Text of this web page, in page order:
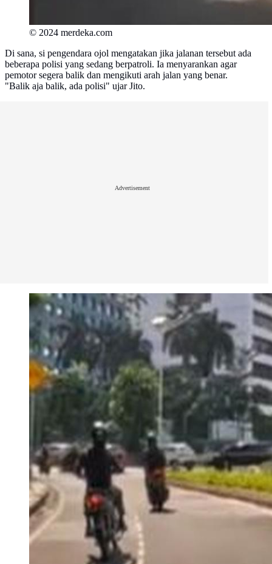
© 2024 merdeka.com
Di sana, si pengendara ojol mengatakan jika jalanan tersebut ada
beberapa polisi yang sedang berpatroli. Ia menyarankan agar
pemotor segera balik dan mengikuti arah jalan yang benar.
"Balik aja balik, ada polisi" ujar Jito.
Advertisement